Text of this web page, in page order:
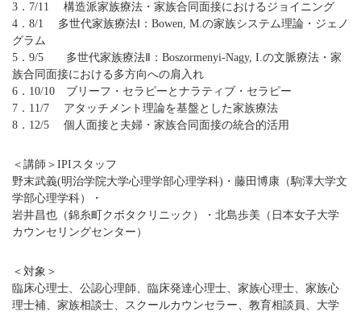
3．7/11 構造派家族療法・家族合同面接におけるジョイニング
4．8/1 多世代家族療法Ⅰ：Bowen, M.の家族システム理論・ジェノ
グラム
5．9/5 多世代家族療法Ⅱ：Boszormenyi-Nagy, I.の文脈療法・家
族合同面接における多方向への肩入れ
6．10/10 ブリーフ・セラピーとナラティブ・セラピー
7．11/7 アタッチメント理論を基盤とした家族療法
8．12/5 個人面接と夫婦・家族合同面接の統合的活用
＜講師＞IPIスタッフ
野末武義(明治学院大学心理学部心理学科)・藤田博康（駒澤大学文
学部心理学科）・
岩井昌也（錦糸町クボタクリニック）・北島歩美（日本女子大学
カウンセリングセンター）
＜対象＞
臨床心理士、公認心理師、臨床発達心理士、家族心理士、家族心
理士補、家族相談士、スクールカウンセラー、教育相談員、大学